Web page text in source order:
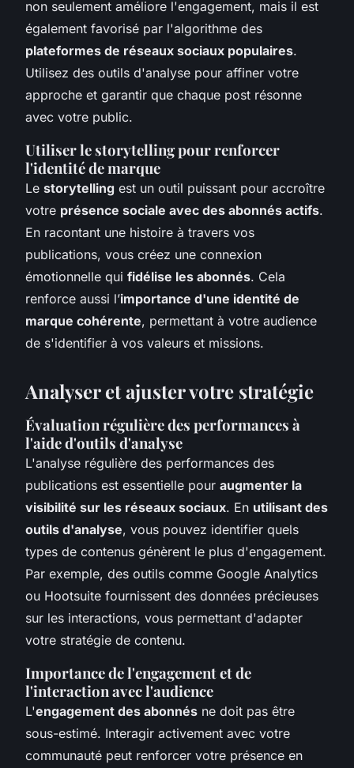
non seulement améliore l'engagement, mais il est
également favorisé par l'algorithme des
plateformes de réseaux sociaux populaires.
Utilisez des outils d'analyse pour affiner votre
approche et garantir que chaque post résonne
avec votre public.
Utiliser le storytelling pour renforcer
l'identité de marque
Le storytelling est un outil puissant pour accroître
votre présence sociale avec des abonnés actifs.
En racontant une histoire à travers vos
publications, vous créez une connexion
émotionnelle qui fidélise les abonnés. Cela
renforce aussi l’importance d'une identité de
marque cohérente, permettant à votre audience
de s'identifier à vos valeurs et missions.
Analyser et ajuster votre stratégie
Évaluation régulière des performances à
l'aide d'outils d'analyse
L'analyse régulière des performances des
publications est essentielle pour augmenter la
visibilité sur les réseaux sociaux. En utilisant des
outils d'analyse, vous pouvez identifier quels
types de contenus génèrent le plus d'engagement.
Par exemple, des outils comme Google Analytics
ou Hootsuite fournissent des données précieuses
sur les interactions, vous permettant d'adapter
votre stratégie de contenu.
Importance de l'engagement et de
l'interaction avec l'audience
L'engagement des abonnés ne doit pas être
sous-estimé. Interagir activement avec votre
communauté peut renforcer votre présence en